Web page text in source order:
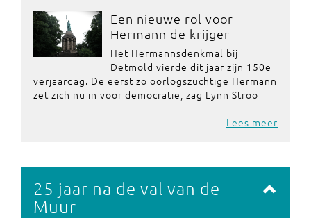
Een nieuwe rol voor
Hermann de krijger
Het Hermannsdenkmal bij
Detmold vierde dit jaar zijn 150e
verjaardag. De eerst zo oorlogszuchtige Hermann
zet zich nu in voor democratie, zag Lynn Stroo
Lees meer
25 jaar na de val van de
Muur